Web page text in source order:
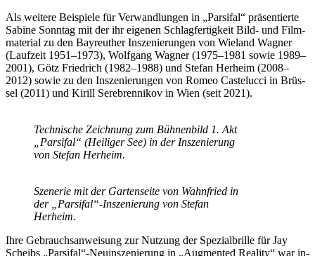
Als wei­te­re Bei­spie­le für Ver­wand­lun­gen in „Par­si­fal“ prä­sen­tier­te
Sa­bi­ne Sonn­tag mit der ihr ei­ge­nen Schlag­fer­tig­keit Bild- und Film­
ma­te­ri­al zu den Bay­reu­ther In­sze­nie­run­gen von Wie­land Wag­ner
(Lauf­zeit 1951–1973), Wolf­gang Wag­ner (1975–1981 so­wie 1989–
2001), Götz Fried­rich (1982–1988) und Ste­fan Her­heim (2008–
2012) so­wie zu den In­sze­nie­run­gen von Ro­meo Cas­te­luc­ci in Brüs­
sel (2011) und Ki­rill Ser­ebren­ni­kov in Wien (seit 2021).
Tech­ni­sche Zeich­nung zum Büh­nen­bild 1. Akt
„Par­si­fal“ (Hei­li­ger See) in der In­sze­nie­rung
von Ste­fan Herheim.
Sze­ne­rie mit der Gar­ten­sei­te von Wahn­fried in
der „Parsifal“-Inszenierung von Ste­fan
Herheim.
Ihre Ge­brauchs­an­wei­sung zur Nut­zung der Spe­zi­al­bril­le für Jay
Scheibs „Parsifal“-Neuinszenierung in „Aug­men­ted Rea­li­ty“ war in­